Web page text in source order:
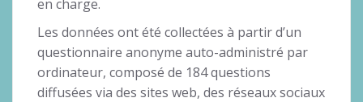
en charge.
Les données ont été collectées à partir d’un
questionnaire anonyme auto-administré par
ordinateur, composé de 184 questions
diffusées via des sites web, des réseaux sociaux